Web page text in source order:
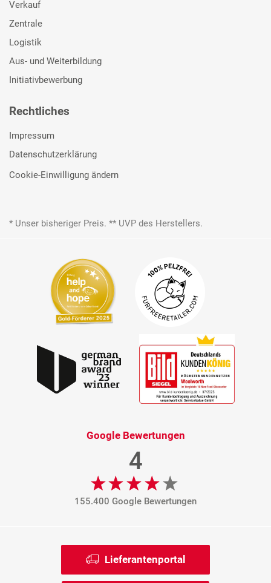
Verkauf
Zentrale
Logistik
Aus- und Weiterbildung
Initiativbewerbung
Rechtliches
Impressum
Datenschutzerklärung
Cookie-Einwilligung ändern
* Unser bisheriger Preis. ** UVP des Herstellers.
Google Bewertungen
4
155.400 Google Bewertungen
Lieferantenportal